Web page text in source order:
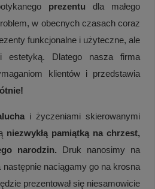
prezentu dla małego
w obecnych czasach coraz
funkcjonalne i użyteczne, ale
Dlategonasza firma
klientów i przedstawia
i życzeniami skierowanymi
niezwykłą pamiątką na chrzest,
narodzin. Druk nanosimy na
następnie naciągamy go na krosna
prezentował się niesamowicie